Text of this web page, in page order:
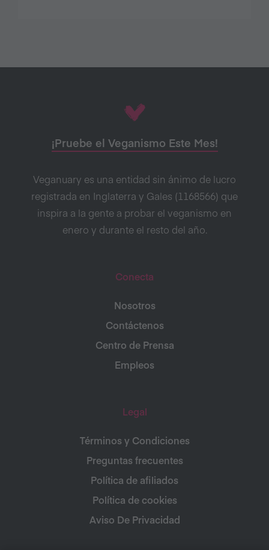
¡Pruebe el Veganismo Este Mes!
Veganuary es una entidad sin ánimo de lucro
registrada en Inglaterra y Gales (1168566) que
inspira a la gente a probar el veganismo en
enero y durante el resto del año.
Conecta
Nosotros
Contáctenos
Centro de Prensa
Empleos
Legal
Términos y Condiciones
Preguntas frecuentes
Política de afiliados
Política de cookies
Aviso De Privacidad